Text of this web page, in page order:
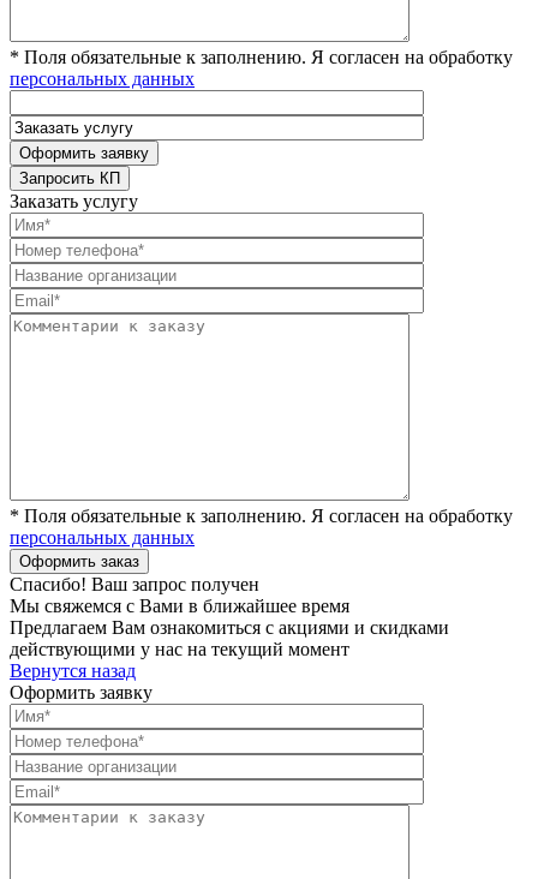
* Поля обязательные к заполнению. Я согласен на обработку
персональных данных
Заказать услугу
* Поля обязательные к заполнению. Я согласен на обработку
персональных данных
Спасибо! Ваш запрос получен
Мы свяжемся с Вами в ближайшее время
Предлагаем Вам ознакомиться с акциями и скидками
действующими у нас на текущий момент
Вернутся назад
Оформить заявку